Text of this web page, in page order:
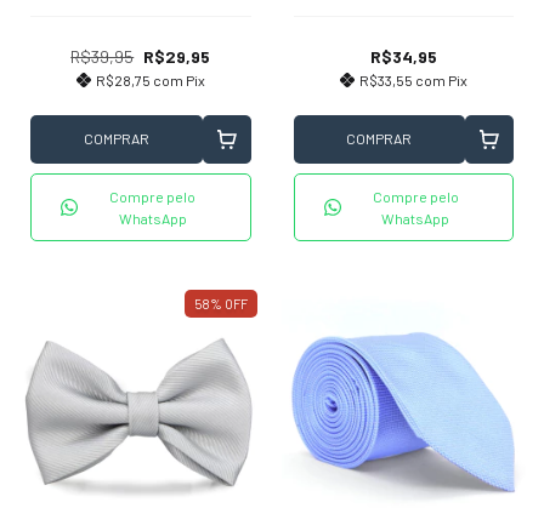
R$39,95 R$29,95
R$28,75 com Pix
COMPRAR
Compre pelo
WhatsApp
R$34,95
R$33,55 com Pix
COMPRAR
Compre pelo
WhatsApp
58% OFF